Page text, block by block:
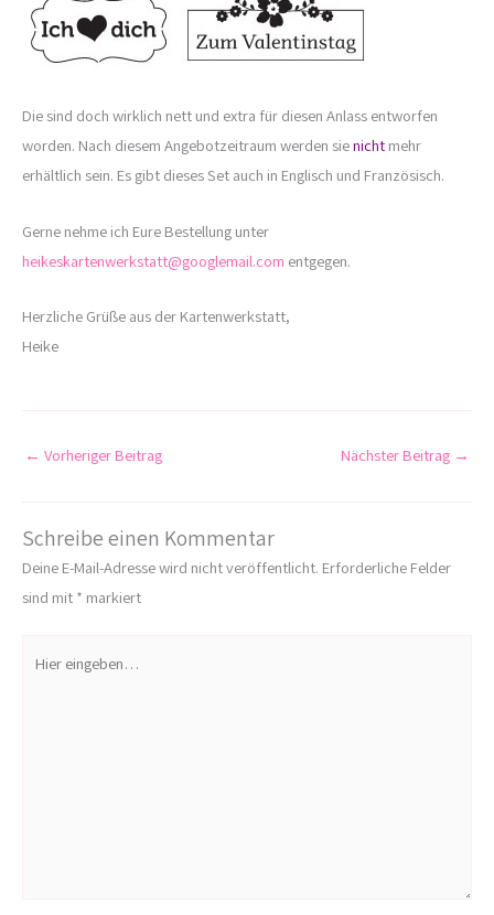
Die sind doch wirklich nett und extra für diesen Anlass entworfen
worden. Nach diesem Angebotzeitraum werden sienicht mehr
erhältlich sein. Es gibt dieses Set auch in Englisch und Französisch.
Gerne nehme ich Eure Bestellung unter
heikeskartenwerkstatt@googlemail.com entgegen.
Herzliche Grüße aus der Kartenwerkstatt,
Heike
← Vorheriger Beitrag Nächster Beitrag →
Schreibe einen Kommentar
Deine E-Mail-Adresse wird nicht veröffentlicht. Erforderliche Felder
sind mit * markiert
eingeben…